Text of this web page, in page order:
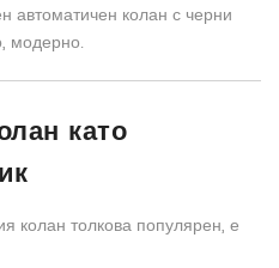
автоматичен колан с черни
модерно.
като
колан толкова популярен, е